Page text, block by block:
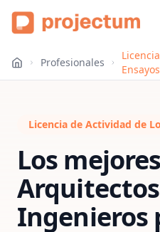
Profesionales
Licencia de Actividad de
Los mejores
Ingenieros